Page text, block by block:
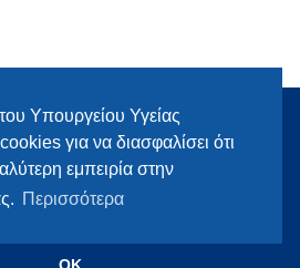
Υπουργείου Υγείας
για να διασφαλίσει ότι
εμπειρία στην
Περισσότερα